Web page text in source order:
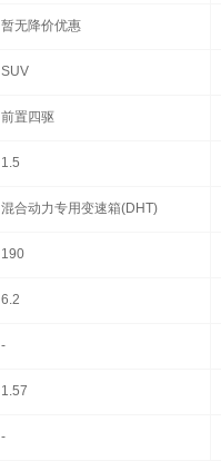
暂无降价优惠
SUV
前置四驱
1.5
混合动力专用变速箱(DHT)
190
6.2
-
1.57
-